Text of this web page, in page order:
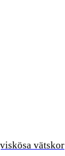
vätskor